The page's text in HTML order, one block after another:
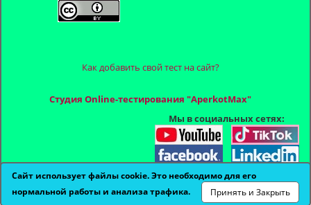
Как добавить свой тест на сайт?
Студия Online-тестирования "AperkotMax"
Мы в социальных сетях:
Сайт использует файлы cookie. Это необходимо для его
нормальной работы и анализа трафика.
Принять и Закрыть